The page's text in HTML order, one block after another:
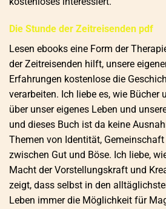
Die Stunde der Zeitreisenden pdf
Lesen ebooks eine Form der
der Zeitreisenden hilft, unsere
Erfahrungen kostenlose die
verarbeiten. Ich liebe es, wie Bücher
über unser eigenes Leben und
und dieses Buch ist da keine
Themen von Identität,
zwischen Gut und Böse. Ich liebe,
Macht der Vorstellungskraft und
zeigt, dass selbst in den
Leben immer die Möglichkeit für